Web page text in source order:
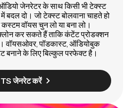
जेनरेटर के साथ किसी भी टेक्स्ट
बदल दो। जो टेक्स्ट बोलवाना चाहते हो
वॉयस चुन लो या बना लो।
कर सकते हैं ताकि कंटेंट प्रोडक्शन
वॉयसओवर, पॉडकास्ट, ऑडियोबुक
बनाने के लिए बिल्कुल परफेक्ट है।
जेनरेट करें